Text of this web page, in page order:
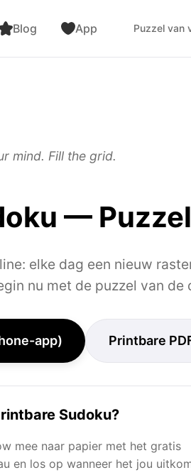
Blog App Puzzel van
mind. Fill the grid.
—
elke dag een nieuw
nu met de puzzel van de
app) Printbare
Sudoku?
mee naar papier met het gratis
en los op wanneer het jou